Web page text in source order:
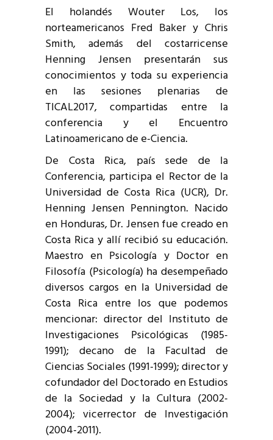
El holandés Wouter Los, los
norteamericanos Fred Baker y Chris
Smith, además del costarricense
Henning Jensen presentarán sus
conocimientos y toda su experiencia
en las sesiones plenarias de
TICAL2017, compartidas entre la
conferencia y el Encuentro
Latinoamericano de e-Ciencia.
De Costa Rica, país sede de la
Conferencia, participa el Rector de la
Universidad de Costa Rica (UCR), Dr.
Henning Jensen Pennington. Nacido
en Honduras, Dr. Jensen fue creado en
Costa Rica y allí recibió su educación.
Maestro en Psicología y Doctor en
Filosofía (Psicología) ha desempeñado
diversos cargos en la Universidad de
Costa Rica entre los que podemos
mencionar: director del Instituto de
Investigaciones Psicológicas (1985-
1991); decano de la Facultad de
Ciencias Sociales (1991-1999); director y
cofundador del Doctorado en Estudios
de la Sociedad y la Cultura (2002-
2004); vicerrector de Investigación
(2004-2011).